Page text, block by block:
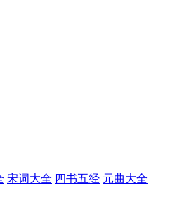
宋词大全 四书五经 元曲大全